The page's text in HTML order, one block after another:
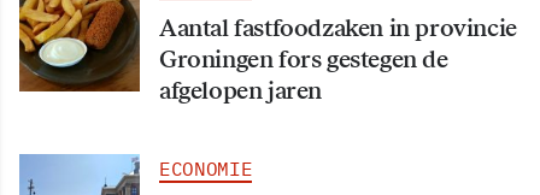
Aantal fastfoodzaken in provincie
Groningen fors gestegen de
afgelopen jaren
ECONOMIE